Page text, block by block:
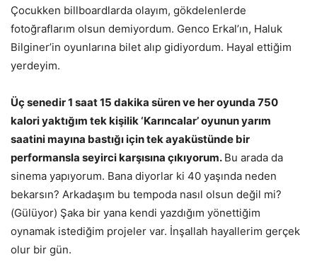
Çocukken billboardlarda olayım, gökdelenlerde
fotoğraflarım olsun demiyordum. Genco Erkal’ın, Haluk
Bilginer’in oyunlarına bilet alıp gidiyordum. Hayal ettiğim
yerdeyim.
Üç senedir 1 saat 15 dakika süren ve her oyunda 750
kalori yaktığım tek kişilik ‘Karıncalar’ oyunun yarım
saatini mayına bastığı için tek ayaküstünde bir
performansla seyirci karşısına çıkıyorum. Bu arada da
sinema yapıyorum. Bana diyorlar ki 40 yaşında neden
bekarsın? Arkadaşım bu tempoda nasıl olsun değil mi?
(Gülüyor) Şaka bir yana kendi yazdığım yönettiğim
oynamak istediğim projeler var. İnşallah hayallerim gerçek
olur bir gün.